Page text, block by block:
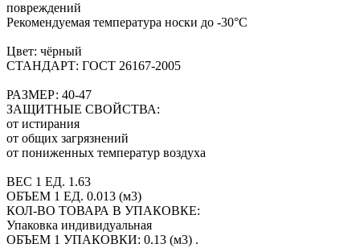
повреждений
Рекомендуемая температура носки до -30°С
Цвет: чёрный
СТАНДАРТ: ГОСТ 26167-2005
РАЗМЕР: 40-47
ЗАЩИТНЫЕ СВОЙСТВА:
от истирания
от общих загрязнений
от пониженных температур воздуха
ВЕС 1 ЕД. 1.63
ОБЪЕМ 1 ЕД. 0.013 (м3)
КОЛ-ВО ТОВАРА В УПАКОВКЕ:
Упаковка индивидуальная
ОБЪЕМ 1 УПАКОВКИ: 0.13 (м3) .